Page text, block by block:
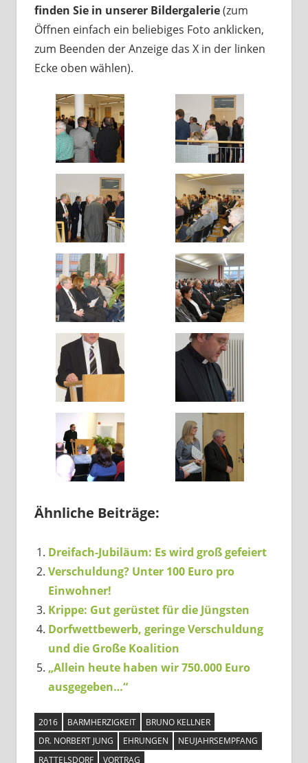
finden Sie in unserer Bildergalerie(zum
Öffnen einfach ein beliebiges Foto anklicken,
zum Beenden der Anzeige das X in der linken
Ecke oben wählen).
Ähnliche Beiträge:
Dreifach-Jubiläum: Es wird groß gefeiert
Verschuldung? Unter 100 Euro pro
Einwohner!
Krippe: Gut gerüstet für die Jüngsten
Dorfwettbewerb, geringe Verschuldung
und die Große Koalition
„Allein heute haben wir 750.000 Euro
ausgegeben…“
2016 BARMHERZIGKEIT
BRUNO KELLNER
DR. NORBERT JUNG
EHRUNGEN
NEUJAHRSEMPFANG
RATTELSDORF
VORTRAG